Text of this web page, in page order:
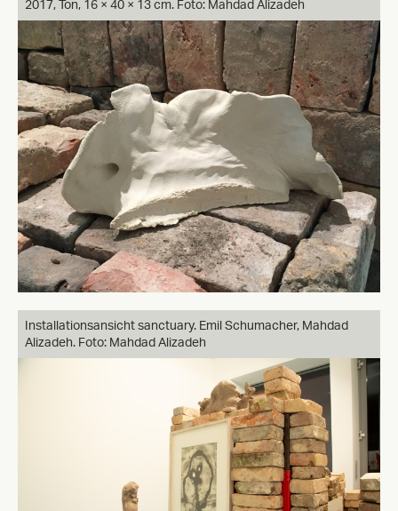
2017, Ton, 16 × 40 × 13 cm. Foto: Mahdad Alizadeh
Installationsansicht sanctuary. Emil Schumacher, Mahdad
Alizadeh. Foto: Mahdad Alizadeh